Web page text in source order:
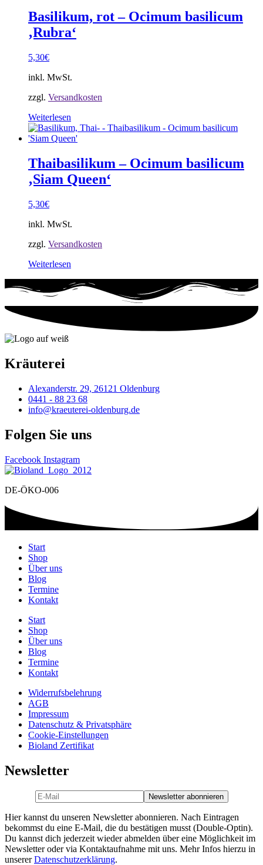
Basilikum, rot – Ocimum basilicum
‚Rubra‘
5,30€
inkl. MwSt.
zzgl. Versandkosten
Weiterlesen
Thaibasilikum – Ocimum basilicum
‚Siam Queen‘
5,30€
inkl. MwSt.
zzgl. Versandkosten
Weiterlesen
Kräuterei
Alexanderstr. 29, 26121 Oldenburg
0441 - 88 23 68
info@kraeuterei-oldenburg.de
Folgen Sie uns
Facebook Instagram
DE-ÖKO-006
Start
Shop
Über uns
Blog
Termine
Kontakt
Start
Shop
Über uns
Blog
Termine
Kontakt
Widerrufsbelehrung
AGB
Impressum
Datenschutz & Privatsphäre
Cookie-Einstellungen
Bioland Zertifikat
Newsletter
Hier kannst du unseren Newsletter abonnieren. Nach Eintragen
bekommst du eine E-Mail, die du bestätigen musst (Double-Optin).
Du kannst dich jederzeit wieder abmelden über eine Möglichkeit im
Newsletter oder via Kontaktaufnahme mit uns. Mehr Infos hierzu in
unsererDatenschutzerklärung.